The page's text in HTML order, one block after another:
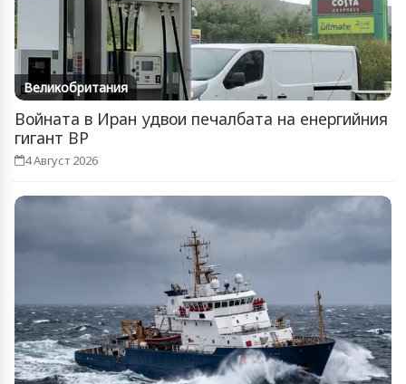
Великобритания
Войната в Иран удвои печалбата на енергийния
гигант BP
4 Август 2026